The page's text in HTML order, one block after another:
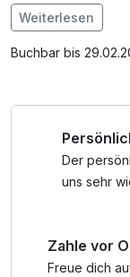
Alle wichtigen
unsere
natürlich ein
Am Abend
Restaurant mit
Fisch und
Frühaufsteher?
unter der Woche
Im Angebot
1 Flasche
Weiterlesen
Buchbar bis
Der
uns sehr
Zahle vor
Freue dich